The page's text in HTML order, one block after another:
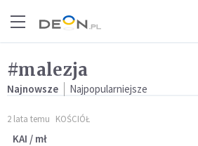
#malezja
Najnowsze Najpopularniejsze
2 lata temu KOŚCIÓŁ
KAI / mł